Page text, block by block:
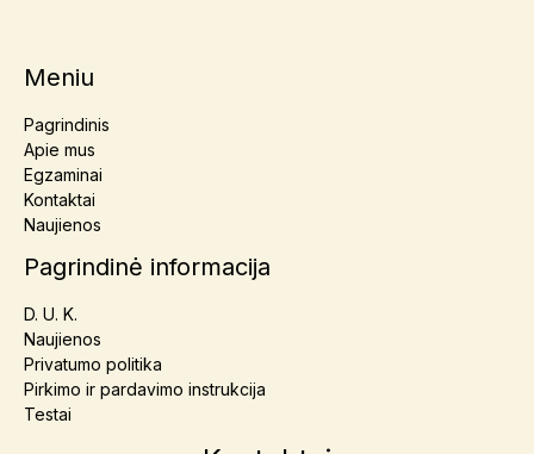
Meniu
Pagrindinis
Apie mus
Egzaminai
Kontaktai
Naujienos
Pagrindinė informacija
D. U. K.
Naujienos
Privatumo politika
Pirkimo ir pardavimo instrukcija
Testai